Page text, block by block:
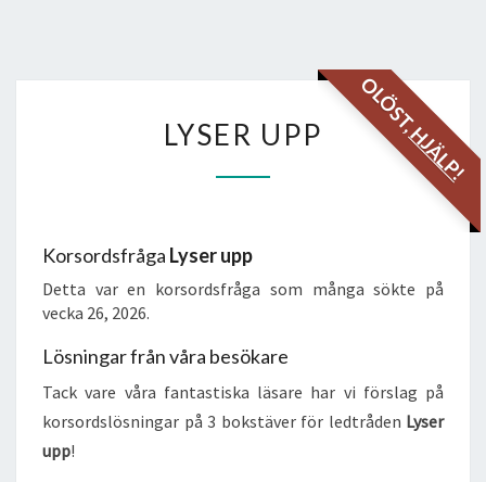
OLÖST,
HJÄLP!
UPP
LYSER UPP
Korsordsfråga Lyser upp
Detta var en korsordsfråga som många sökte på
vecka 26, 2026.
Lösningar från våra besökare
Tack vare våra fantastiska läsare har vi förslag på
korsordslösningar på 3 bokstäver för ledtråden Lyser
upp!